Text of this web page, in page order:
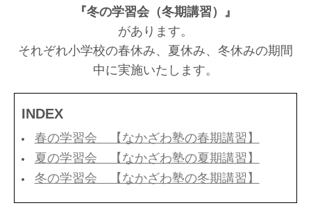
『冬の学習会（冬期講習）』
があります。
それぞれ小学校の春休み、夏休み、冬休みの期間
中に実施いたします。
INDEX
春の学習会 【なかざわ塾の春期講習】
夏の学習会 【なかざわ塾の夏期講習】
冬の学習会 【なかざわ塾の冬期講習】